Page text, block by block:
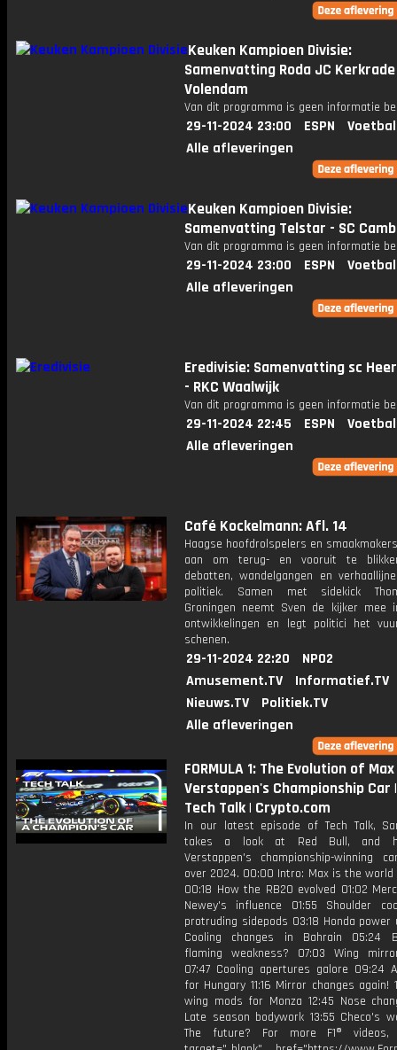
Keuken Kampioen Divisie:
Samenvatting Roda JC Kerkrade
Volendam
Van dit programma is geen informatie
29-11-2024 23:00 ESPN
Alle afleveringen
Keuken Kampioen Divisie:
Samenvatting Telstar - SC
Van dit programma is geen informatie
29-11-2024 23:00 ESPN
Alle afleveringen
Eredivisie: Samenvatting sc
- RKC Waalwijk
Van dit programma is geen informatie
29-11-2024 22:45 ESPN
Alle afleveringen
Café Kockelmann: Afl. 14
Haagse hoofdrolspelers en
aan om terug- en vooruit te
debatten, wandelgangen en
politiek. Samen met sidekick
Groningen neemt Sven de kijker mee
ontwikkelingen en legt politici het
schenen.
29-11-2024 22:20
NPO2
Amusement.TV
Informatief.TV
Nieuws.TV
Politiek.TV
Alle afleveringen
FORMULA 1: The Evolution of Max
Verstappen's Championship Car |
Tech Talk | Crypto.com
In our latest episode of Tech Talk,
takes a look at Red Bull, and
Verstappen's championship-winning
over 2024. 00:00 Intro: Max is the world
00:18 How the RB20 evolved 01:02
Newey's influence 01:55 Shoulder
protruding sidepods 03:18 Honda power
Cooling changes in Bahrain 05:24
flaming weakness? 07:03 Wing
07:47 Cooling apertures galore 09:24
for Hungary 11:16 Mirror changes again!
wing mods for Monza 12:45 Nose
Late season bodywork 13:55 Checo's
The future? For more F1®